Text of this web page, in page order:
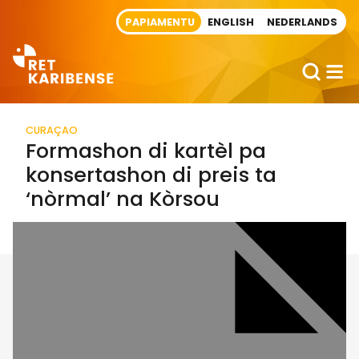
PAPIAMENTU ENGLISH NEDERLANDS
CURAÇAO
Formashon di kartèl pa
konsertashon di preis ta
‘nòrmal’ na Kòrsou